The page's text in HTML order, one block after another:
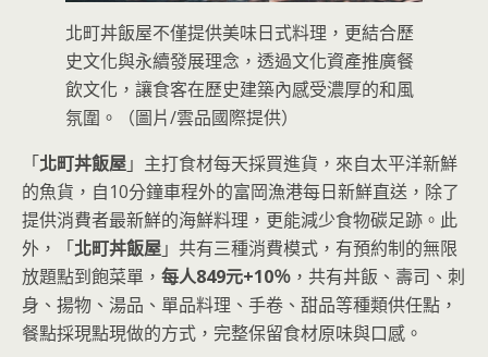
北町丼飯屋不僅提供美味日式料理，更結合歷
史文化與永續發展理念，透過文化資產推廣餐
飲文化，讓食客在歷史建築內感受濃厚的和風
氛圍。（圖片/雲品國際提供）
「北町丼飯屋」主打食材每天採買進貨，來自太平洋新鮮
的魚貨，自10分鐘車程外的富岡漁港每日新鮮直送，除了
提供消費者最新鮮的海鮮料理，更能減少食物碳足跡。此
外，「北町丼飯屋」共有三種消費模式，有預約制的無限
放題點到飽菜單， 每人849元+10％ ，共有丼飯、壽司、刺
身、揚物、湯品、單品料理、手卷、甜品等種類供任點，
餐點採現點現做的方式，完整保留食材原味與口感。